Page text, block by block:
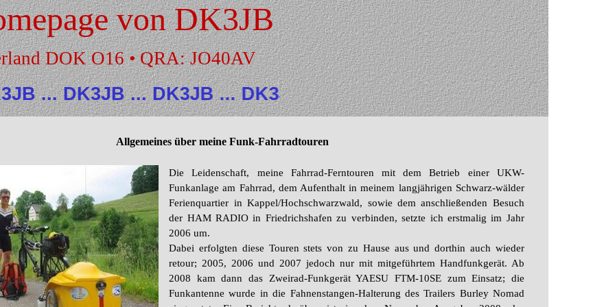
von DK3JB
DOK O16 • QRA: JO40AV
... DK3JB ... DK3JB ... come in please ...
Allgemeines über meine Funk-Fahrradtouren
Die Leidenschaft, meine Fahrrad-Ferntouren mit dem Betrieb einer UKW-
Funkanlage am Fahrrad, dem Aufenthalt in meinem langjährigen Schwarz-wälder
Ferienquartier in Kappel/Hochschwarzwald, sowie dem anschließenden Besuch
der HAM RADIO in Friedrichshafen zu verbinden, setzte ich erstmalig im Jahr
2006 um.
Dabei erfolgten diese Touren stets von zu Hause aus und dorthin auch wieder
retour; 2005, 2006 und 2007 jedoch nur mit mitgeführtem Handfunkgerät. Ab
2008 kam dann das Zweirad-Funkgerät YAESU FTM-10SE zum Einsatz; die
Funkantenne wurde in die Fahnenstangen-Halterung des Trailers Burley Nomad